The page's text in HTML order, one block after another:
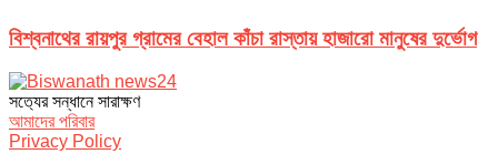
বিশ্বনাথের রায়পুর গ্রামের বেহাল কাঁচা রাস্তায় হাজারো মানুষের দুর্ভোগ
সত‌্যের সন্ধানে সারাক্ষণ
আমাদের পরিবার
Privacy Policy